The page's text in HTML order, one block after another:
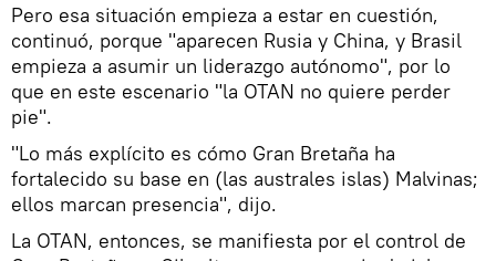
Pero esa situación empieza a estar en cuestión,
continuó, porque "aparecen Rusia y China, y Brasil
empieza a asumir un liderazgo autónomo", por lo
que en este escenario "la OTAN no quiere perder
pie".
"Lo más explícito es cómo Gran Bretaña ha
fortalecido su base en (las australes islas) Malvinas;
ellos marcan presencia", dijo.
La OTAN, entonces, se manifiesta por el control de